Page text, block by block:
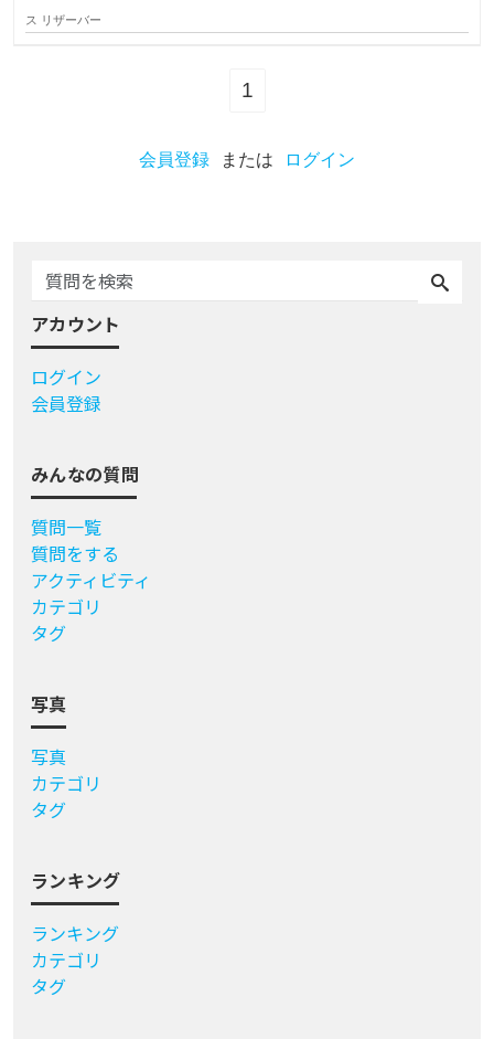
ス リザーバー
1
会員登録 または ログイン
アカウント
ログイン
会員登録
みんなの質問
質問一覧
質問をする
アクティビティ
カテゴリ
タグ
写真
写真
カテゴリ
タグ
ランキング
ランキング
カテゴリ
タグ